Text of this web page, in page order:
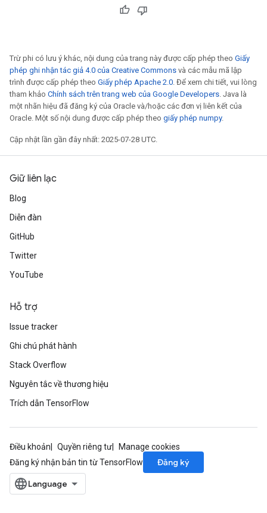
Trừ phi có lưu ý khác, nội dung của trang này được cấp phép theo Giấy
phép ghi nhận tác giả 4.0 của Creative Commons và các mẫu mã lập
trình được cấp phép theo Giấy phép Apache 2.0. Để xem chi tiết, vui lòng
tham khảo Chính sách trên trang web của Google Developers. Java là
một nhãn hiệu đã đăng ký của Oracle và/hoặc các đơn vị liên kết của
Oracle. Một số nội dung được cấp phép theo giấy phép numpy.
Cập nhật lần gần đây nhất: 2025-07-28 UTC.
Giữ liên lạc
Blog
Diễn đàn
GitHub
Twitter
YouTube
Hỗ trợ
Issue tracker
Ghi chú phát hành
Stack Overflow
Nguyên tắc về thương hiệu
Trích dẫn TensorFlow
Điều khoản Quyền riêng tư
Manage cookies
Đăng ký nhận bản tin từ TensorFlow
Đăng ký